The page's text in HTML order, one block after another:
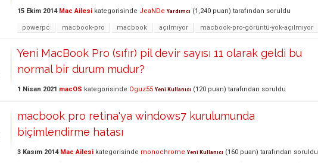
15 Ekim 2014 Mac Ailesi kategorisinde JeaNDe Yardımcı (1,240 puan) tarafından soruldu
powerpc macbook-pro macbook açılmıyor macbook-pro-görüntü-yok-açılmıyor
Yeni MacBook Pro (sıfır) pil devir sayısı 11 olarak geldi bu
normal bir durum mudur?
1 Nisan 2021 macOS kategorisinde Oguz55 Yeni Kullanıcı (120 puan) tarafından soruldu
macbook pro retina'ya windows7 kurulumunda
biçimlendirme hatası
3 Kasım 2014 Mac Ailesi kategorisinde monochrome Yeni Kullanıcı (160 puan) tarafından soruldu